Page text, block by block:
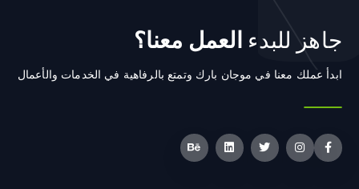
جاهز للبدء العمل معنا؟
ابدأ عملك معنا في موجان بارك وتمتع بالرفاهية في الخدمات والأعمال